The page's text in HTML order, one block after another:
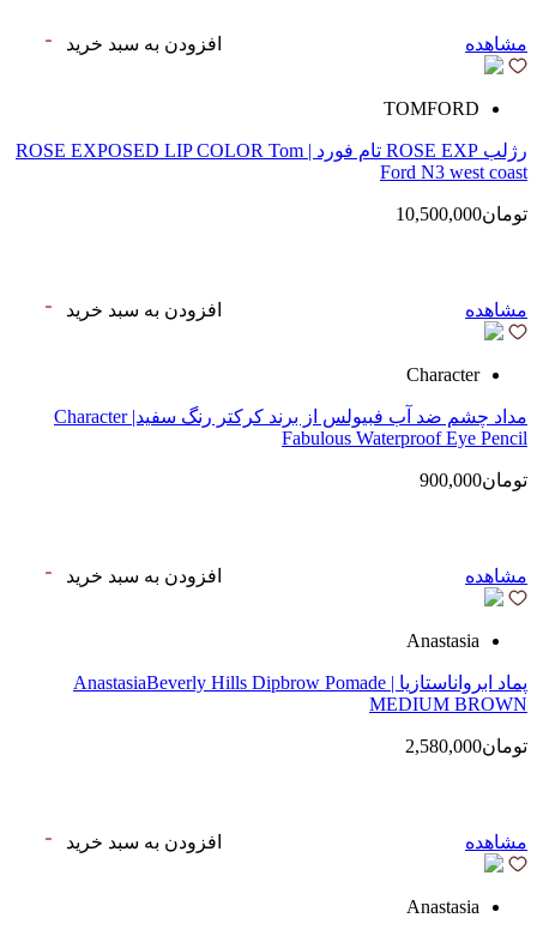
مشاهده افزودن به سبد خرید
TOMFORD
رژلب ROSE EXP تام فورد | ROSE EXPOSED LIP COLOR Tom
Ford N3 west coast
تومان10,500,000
مشاهده افزودن به سبد خرید
Character
مداد چشم ضد آب فبیولس از برند کرکتر رنگ سفید| Character
Fabulous Waterproof Eye Pencil
تومان900,000
مشاهده افزودن به سبد خرید
Anastasia
پماد ابرواناستازیا | AnastasiaBeverly Hills Dipbrow Pomade
MEDIUM BROWN
تومان2,580,000
مشاهده افزودن به سبد خرید
Anastasia